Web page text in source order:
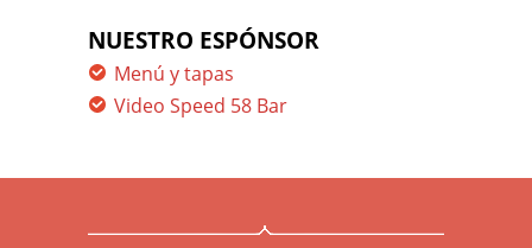
NUESTRO ESPÓNSOR
Menú y tapas
Video Speed 58 Bar